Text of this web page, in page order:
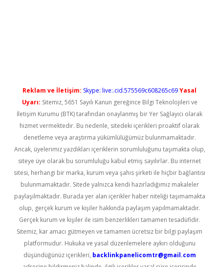
Reklam ve İletişim: Skype: live:.cid.575569c608265c69Yasal
Uyarı: Sitemiz, 5651 Sayılı Kanun gereğince Bilgi Teknolojileri ve
İletişim Kurumu (BTK) tarafından onaylanmış bir Yer Sağlayıcı olarak
hizmet vermektedir. Bu nedenle, sitedeki içerikleri proaktif olarak
denetleme veya araştırma yükümlülüğümüz bulunmamaktadır.
Ancak, üyelerimiz yazdıkları içeriklerin sorumluluğunu taşımakta olup,
siteye üye olarak bu sorumluluğu kabul etmiş sayılırlar. Bu internet
sitesi, herhangi bir marka, kurum veya şahıs şirketi ile hiçbir bağlantısı
bulunmamaktadır. Sitede yalnızca kendi hazırladığımız makaleler
paylaşılmaktadır. Burada yer alan içerikler haber niteliği taşımamakta
olup, gerçek kurum ve kişiler hakkında paylaşım yapılmamaktadır.
Gerçek kurum ve kişiler ile isim benzerlikleri tamamen tesadüfidir.
Sitemiz, kar amacı gütmeyen ve tamamen ücretsiz bir bilgi paylaşım
platformudur. Hukuka ve yasal düzenlemelere aykırı olduğunu
düşündüğünüz içerikleri, backlinkpanelicomtr@gmail.com